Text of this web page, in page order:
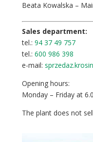
Beata Kowalska –
Sales department:
tel.: 94 37 49 757
tel.: 600 986 398
e-mail:
Opening hours:
Monday – Friday at
The plant does not